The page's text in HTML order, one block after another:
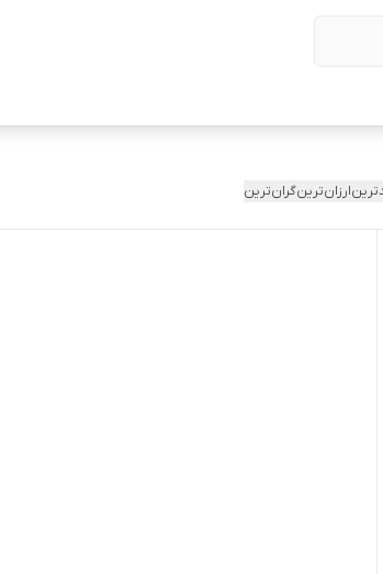
ارزان‌ترینگران‌ترین